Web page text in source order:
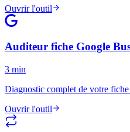
Ouvrir l'outil
Auditeur fiche Google
3 min
Diagnostic complet de votre
Ouvrir l'outil